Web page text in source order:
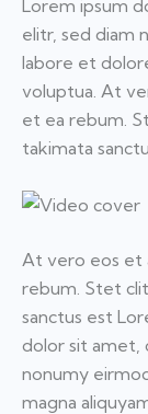
Lorem ipsum
elitr, sed diam
labore et
voluptua. At
et ea rebum.
takimata
At vero eos et
rebum. Stet
sanctus est
dolor sit amet,
nonumy
magna